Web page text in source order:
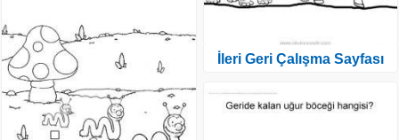
İleri Geri Çalışma Sayfası